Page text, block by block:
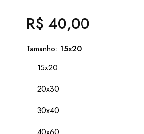
Preço
normal
R$ 40,00
Tamanho: 15x20
15x20
20x30
30x40
40x60